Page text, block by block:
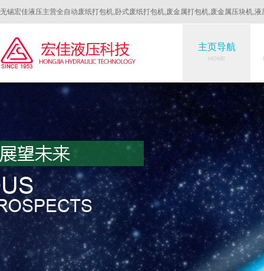
无锡宏佳液压主营全自动废纸打包机,卧式废纸打包机,废金属打包机,废金属压块机,液
主页导航
HOME